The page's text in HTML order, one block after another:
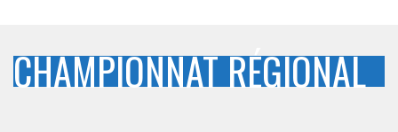
CHAMPIONNAT RÉGIONAL